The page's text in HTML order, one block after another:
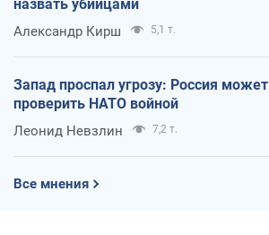
назвать убийцами
Александр Кирш 5,1 т.
Запад проспал угрозу: Россия может
проверить НАТО войной
Леонид Невзлин 7,2 т.
Все мнения